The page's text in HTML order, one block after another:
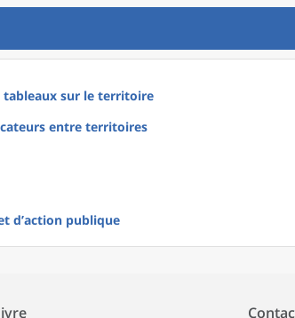
tableaux sur le territoire
entre territoires
d’action publique